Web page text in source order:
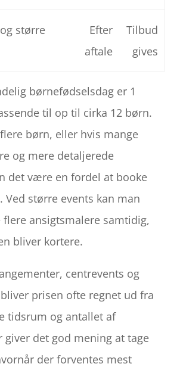
større
Efter
aftale
Tilbud
gives
børnefødselsdag er 1
til op til cirka 12 børn.
børn, eller hvis mange
og mere detaljerede
det være en fordel at booke
større events kan man
flere ansigtsmalere samtidig,
bliver kortere.
centrevents og
prisen ofte regnet ud fra
tidsrum og antallet af
giver det god mening at tage
der forventes mest